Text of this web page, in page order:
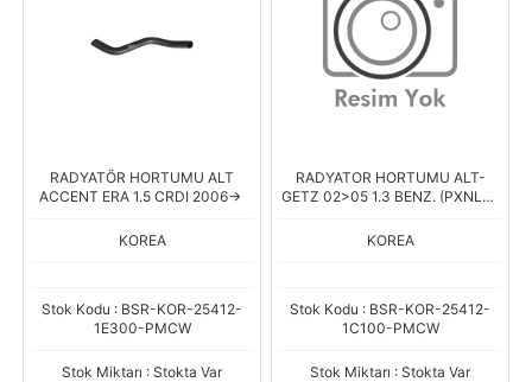
RADYATÖR HORTUMU ALT
ACCENT ERA 1.5 CRDI 2006->
KOREA
Stok Kodu : BSR-KOR-25412-
1E300-PMCW
Stok Miktarı : Stokta Var
RADYATOR HORTUMU ALT-
GETZ 02>05 1.3 BENZ. (PXNLA-
KOREA
Stok Kodu : BSR-KOR-25412-
1C100-PMCW
Stok Miktarı : Stokta Var